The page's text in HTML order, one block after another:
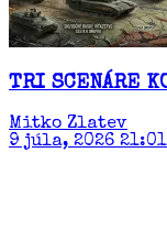
TRI SCENÁRE
Mitko Zlatev
9 júla, 2026 21:01